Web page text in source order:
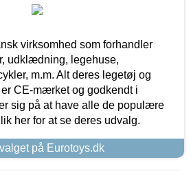
virksomhed som forhandler
udklædning, legehuse,
m.m. Alt deres legetøj og
CE-mærket og godkendt i
sig på at have alle de populære
her for at se deres udvalg.
på Eurotoys.dk